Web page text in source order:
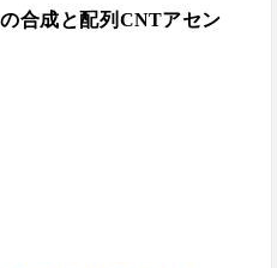
合成と配列CNTアセン